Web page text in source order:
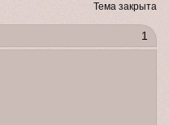
Тема закрыта
1